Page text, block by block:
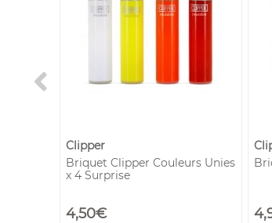
Clipper
Briquet Clipper Couleurs Unies
x 4 Surprise
4,50€